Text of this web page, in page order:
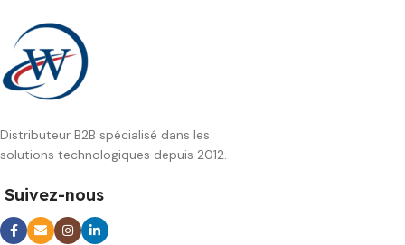
Distributeur B2B spécialisé dans les
solutions technologiques depuis 2012.
Suivez-nous